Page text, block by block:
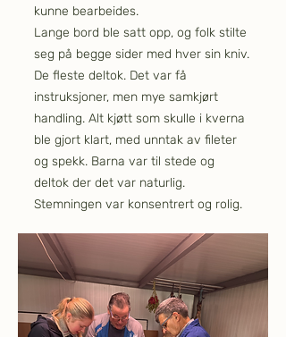
kunne bearbeides.
Lange bord ble satt opp, og folk stilte
seg på begge sider med hver sin kniv.
De fleste deltok. Det var få
instruksjoner, men mye samkjørt
handling. Alt kjøtt som skulle i kverna
ble gjort klart, med unntak av fileter
og spekk. Barna var til stede og
deltok der det var naturlig.
Stemningen var konsentrert og rolig.